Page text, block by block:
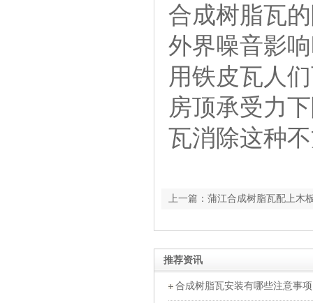
合成树脂瓦
外界噪音影
用铁皮瓦人
房顶承受力
瓦消除这种
上一篇：蒲江合成树脂瓦配上木
推荐资讯
合成树脂瓦安装有哪些注意事项